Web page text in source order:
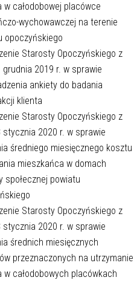
w całodobowej placówce
wychowawczej na terenie
opoczyńskiego
Starosty Opoczyńskiego z
grudnia 2019 r. w sprawie
ankiety do badania
klienta
Starosty Opoczyńskiego z
stycznia 2020 r. w sprawie
średniego miesięcznego kosztu
mieszkańca w domach
społecznej powiatu
Starosty Opoczyńskiego z
stycznia 2020 r. w sprawie
średnich miesięcznych
przeznaczonych na utrzymanie
w całodobowych placówkach